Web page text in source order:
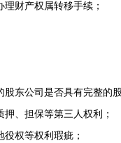
财产权属转移手续；
东公司是否具有完整的
、担保等第三人权利；
权等权利瑕疵；